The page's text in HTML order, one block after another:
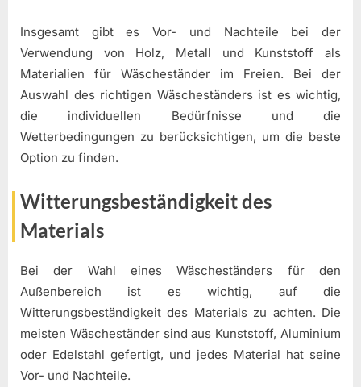
Insgesamt gibt es Vor- und Nachteile bei der
Verwendung von Holz, Metall und Kunststoff als
Materialien für Wäscheständer im Freien. Bei der
Auswahl des richtigen Wäscheständers ist es wichtig,
die individuellen Bedürfnisse und die
Wetterbedingungen zu berücksichtigen, um die beste
Option zu finden.
Witterungsbeständigkeit des
Materials
Bei der Wahl eines Wäscheständers für den
Außenbereich ist es wichtig, auf die
Witterungsbeständigkeit des Materials zu achten. Die
meisten Wäscheständer sind aus Kunststoff, Aluminium
oder Edelstahl gefertigt, und jedes Material hat seine
Vor- und Nachteile.